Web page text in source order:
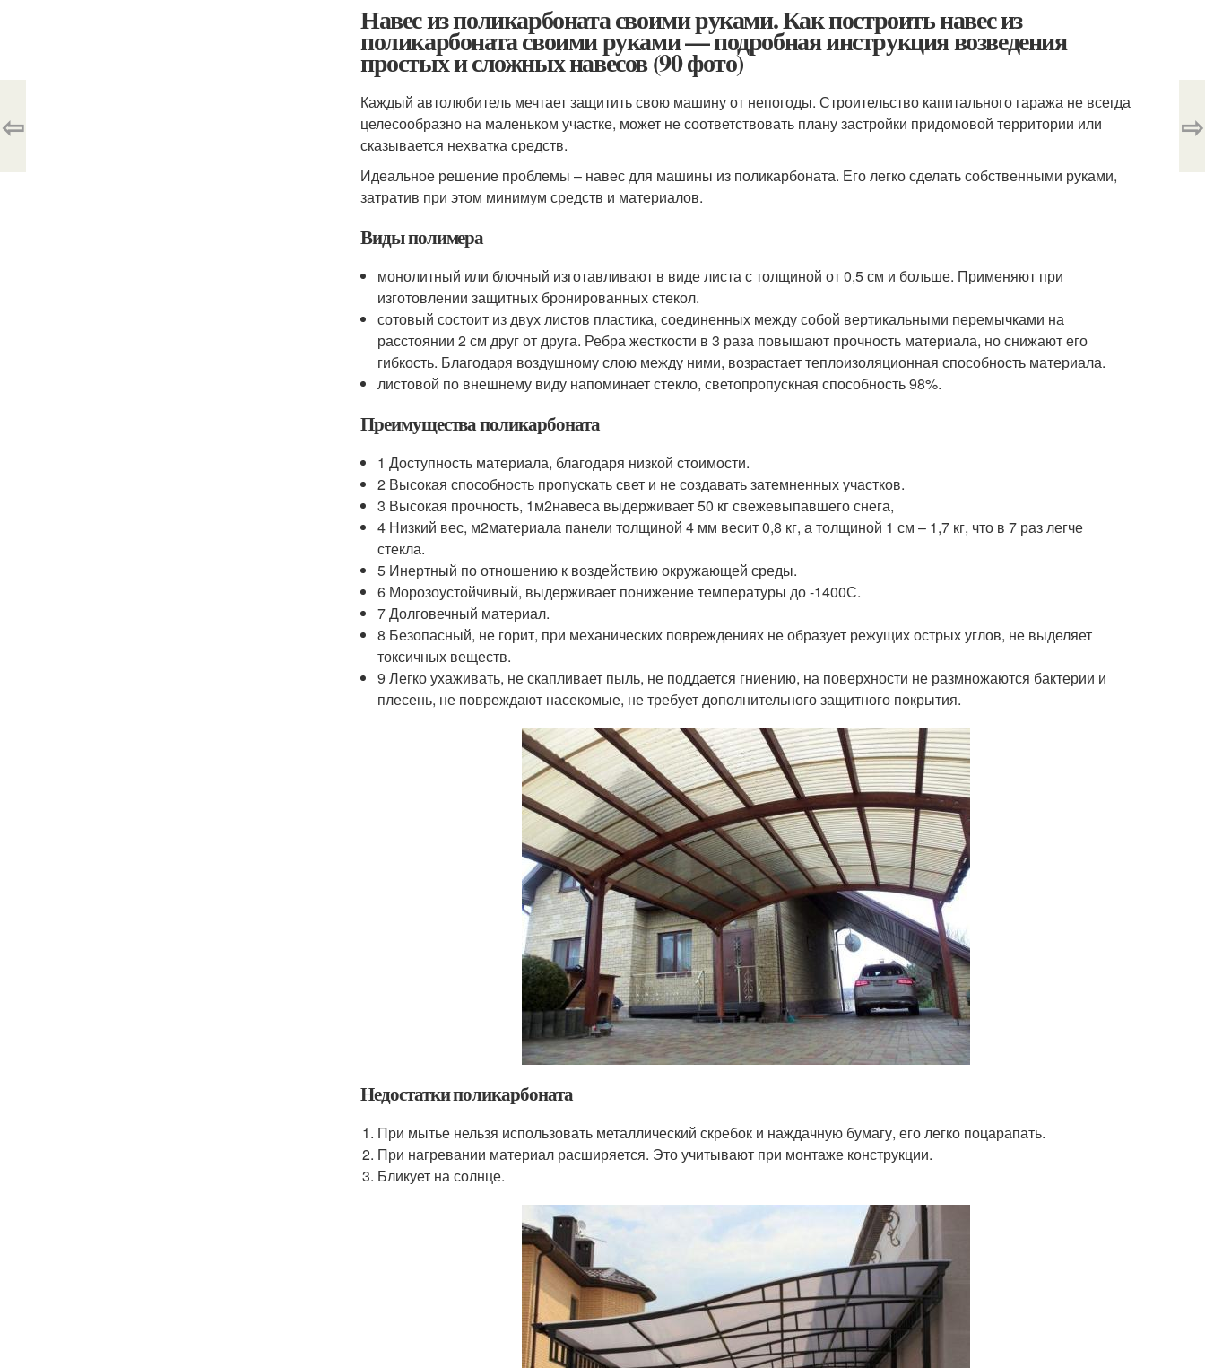
Навес из поликарбоната своими руками. Как построить навес из
поликарбоната своими руками — подробная инструкция возведения
простых и сложных навесов (90 фото)
Каждый автолюбитель мечтает защитить свою машину от непогоды. Строительство капитального гаража не всегда
целесообразно на маленьком участке, может не соответствовать плану застройки придомовой территории или
сказывается нехватка средств.
Идеальное решение проблемы – навес для машины из поликарбоната. Его легко сделать собственными руками,
затратив при этом минимум средств и материалов.
Виды полимера
монолитный или блочный изготавливают в виде листа с толщиной от 0,5 см и больше. Применяют при
изготовлении защитных бронированных стекол.
сотовый состоит из двух листов пластика, соединенных между собой вертикальными перемычками на
расстоянии 2 см друг от друга. Ребра жесткости в 3 раза повышают прочность материала, но снижают его
гибкость. Благодаря воздушному слою между ними, возрастает теплоизоляционная способность материала.
листовой по внешнему виду напоминает стекло, светопропускная способность 98%.
Преимущества поликарбоната
1 Доступность материала, благодаря низкой стоимости.
2 Высокая способность пропускать свет и не создавать затемненных участков.
3 Высокая прочность, 1м2навеса выдерживает 50 кг свежевыпавшего снега,
4 Низкий вес, м2материала панели толщиной 4 мм весит 0,8 кг, а толщиной 1 см – 1,7 кг, что в 7 раз легче
стекла.
5 Инертный по отношению к воздействию окружающей среды.
6 Морозоустойчивый, выдерживает понижение температуры до -1400С.
7 Долговечный материал.
8 Безопасный, не горит, при механических повреждениях не образует режущих острых углов, не выделяет
токсичных веществ.
9 Легко ухаживать, не скапливает пыль, не поддается гниению, на поверхности не размножаются бактерии и
плесень, не повреждают насекомые, не требует дополнительного защитного покрытия.
Недостатки поликарбоната
При мытье нельзя использовать металлический скребок и наждачную бумагу, его легко поцарапать.
При нагревании материал расширяется. Это учитывают при монтаже конструкции.
Бликует на солнце.
⇦ ⇨